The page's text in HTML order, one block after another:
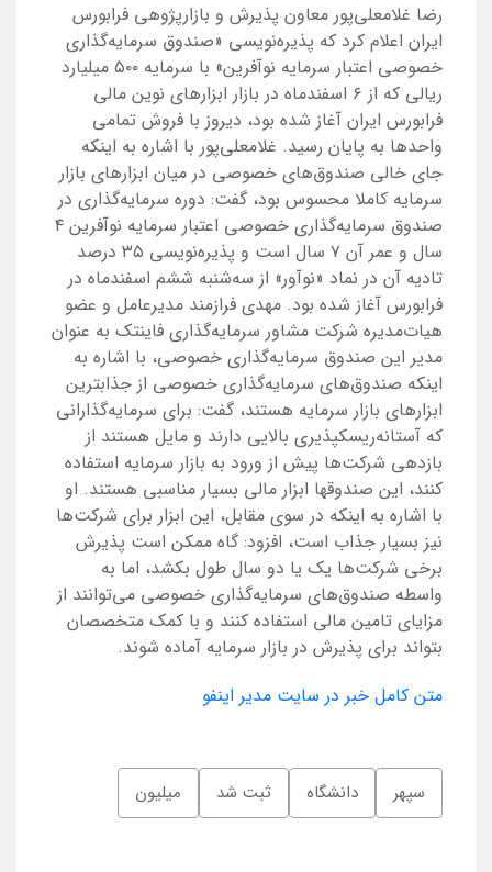
رضا غلامعلی‌پور معاون پذیرش و بازارپژوهی فرابورس
ایران اعلام کرد که پذیره‌نویسی «صندوق سرمایه‌گذاری
خصوصی اعتبار سرمایه نوآفرین» با سرمایه ۵۰۰ میلیارد
ریالی که از ۶ اسفندماه در بازار ابزارهای نوین مالی
فرابورس ایران آغاز شده بود، دیروز با فروش تمامی
واحدها به پایان رسید. غلامعلی‌پور با اشاره به اینکه
جای خالی صندوق‌های خصوصی در میان ابزارهای بازار
سرمایه کاملا محسوس بود، گفت: دوره سرمایه‌گذاری در
صندوق سرمایه‌گذاری خصوصی اعتبار سرمایه نوآفرین ۴
سال و عمر آن ۷ سال است و پذیره‌نویسی ۳۵ درصد
تادیه آن در نماد «نوآور» از سه‌شنبه ششم اسفندماه در
فرابورس آغاز شده بود. مهدی فرازمند مدیرعامل و عضو
هیات‌مدیره شرکت مشاور سرمایه‌گذاری فاینتک به عنوان
مدیر این صندوق سرمایه‌گذاری خصوصی، با اشاره به
اینکه صندوق‌های سرمایه‌گذاری خصوصی از جذابترین
ابزارهای بازار سرمایه هستند، گفت: برای سرمایه‌گذارانی
که آستانه‌ریسکپذیری بالایی دارند و مایل هستند از
بازدهی شرکت‌ها پیش از ورود به بازار سرمایه استفاده
کنند، این صندوقها ابزار مالی بسیار مناسبی هستند. او
با اشاره به اینکه در سوی مقابل، این ابزار برای شرکت‌ها
نیز بسیار جذاب است، افزود: گاه ممکن است پذیرش
برخی شرکت‌ها یک یا دو سال طول بکشد، اما به
واسطه صندوق‌های سرمایه‌گذاری خصوصی می‌توانند از
مزایای تامین مالی استفاده کنند و با کمک متخصصان
بتواند برای پذیرش در بازار سرمایه آماده شوند.
متن کامل خبر در سایت مدیر اینفو
سپهر دانشگاه ثبت شد میلیون